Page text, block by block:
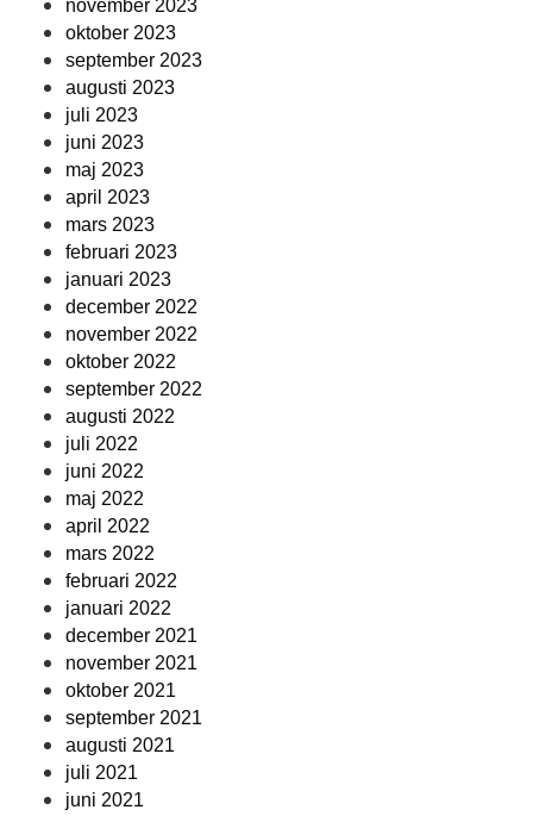
november 2023
oktober 2023
september 2023
augusti 2023
juli 2023
juni 2023
maj 2023
april 2023
mars 2023
februari 2023
januari 2023
december 2022
november 2022
oktober 2022
september 2022
augusti 2022
juli 2022
juni 2022
maj 2022
april 2022
mars 2022
februari 2022
januari 2022
december 2021
november 2021
oktober 2021
september 2021
augusti 2021
juli 2021
juni 2021